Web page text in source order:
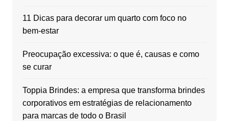
11 Dicas para decorar um quarto com foco no
bem-estar
Preocupação excessiva: o que é, causas e como
se curar
Toppia Brindes: a empresa que transforma brindes
corporativos em estratégias de relacionamento
para marcas de todo o Brasil